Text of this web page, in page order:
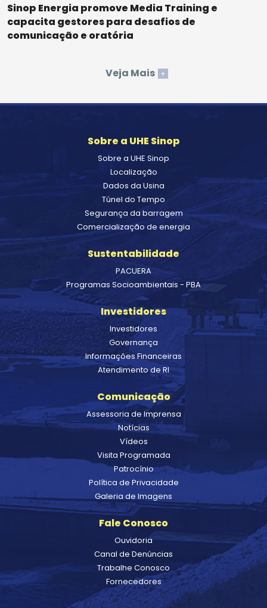
Sinop Energia promove Media Training e
capacita gestores para desafios de
comunicação e oratória
Veja Mais +
Sobre a UHE Sinop
Sobre a UHE Sinop
Localização
Dados da Usina
Túnel do Tempo
Segurança da barragem
Comercialização de energia
Sustentabilidade
PACUERA
Programas Socioambientais - PBA
Investidores
Investidores
Governança
Informações Financeiras
Atendimento de RI
Comunicação
Assessoria de Imprensa
Notícias
Vídeos
Visita Programada
Patrocínio
Política de Privacidade
Galeria de Imagens
Fale Conosco
Ouvidoria
Canal de Denúncias
Trabalhe Conosco
Fornecedores